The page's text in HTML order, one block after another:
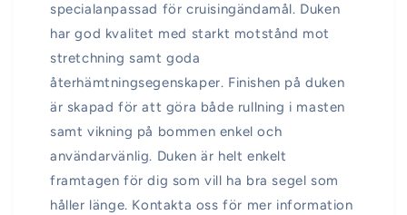
specialanpassad för cruisingändamål. Duken
har god kvalitet med starkt motstånd mot
stretchning samt goda
återhämtningsegenskaper. Finishen på duken
är skapad för att göra både rullning i masten
samt vikning på bommen enkel och
användarvänlig. Duken är helt enkelt
framtagen för dig som vill ha bra segel som
håller länge. Kontakta oss för mer information